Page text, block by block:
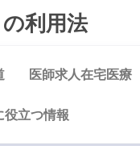
利用法
医師求人在宅医療
役立つ情報